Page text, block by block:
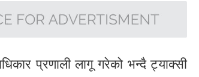
प्रणाली लागू गरेको भन्दै ट्याक्सी